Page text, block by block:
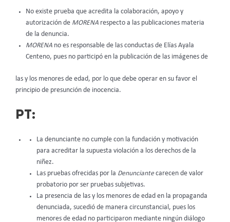
No existe prueba que acredita la colaboración, apoyo y
autorización de MORENA respecto a las publicaciones materia
de la denuncia.
MORENA no es responsable de las conductas de Elías Ayala
Centeno, pues no participó en la publicación de las imágenes de
las y los menores de edad, por lo que debe operar en su favor el
principio de presunción de inocencia.
PT:
La denunciante no cumple con la fundación y motivación
para acreditar la supuesta violación a los derechos de la
niñez.
Las pruebas ofrecidas por la Denunciantecarecen de valor
probatorio por ser pruebas subjetivas.
La presencia de las y los menores de edad en la propaganda
denunciada, sucedió de manera circunstancial, pues los
menores de edad no participaron mediante ningún diálogo